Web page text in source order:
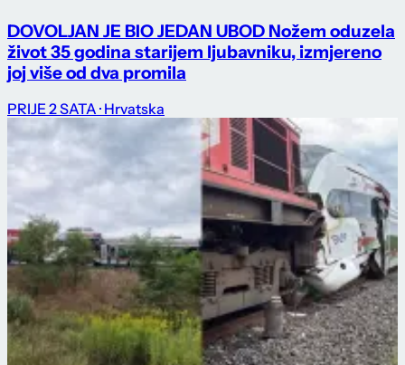
DOVOLJAN JE BIO JEDAN UBOD Nožem oduzela
život 35 godina starijem ljubavniku, izmjereno
joj više od dva promila
PRIJE 2 SATA · Hrvatska